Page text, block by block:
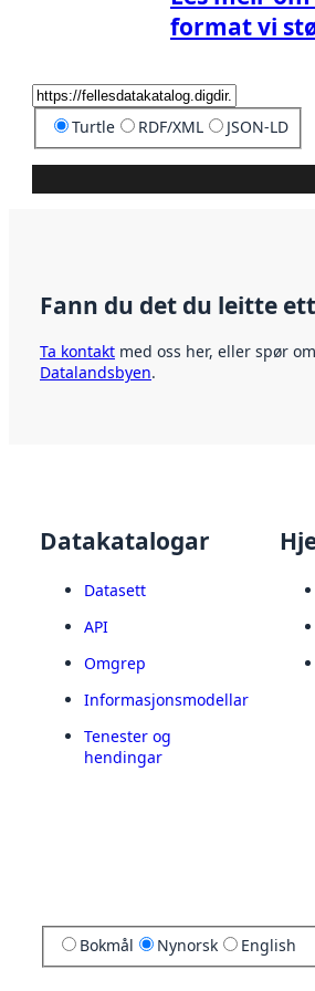
format vi
Turtle RDF/XML JSON-LD
Fann du det du leitte
Ta kontakt med oss her, eller spør
Datalandsbyen.
Datakatalogar
Datasett
API
Omgrep
Informasjonsmodellar
Tenester og
hendingar
Bokmål Nynorsk English